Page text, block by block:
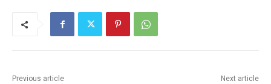
Previous article Next article